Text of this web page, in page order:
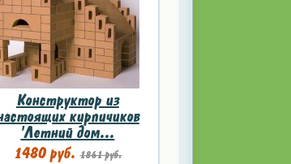
Конструктор из
кирпичиков
'Летний дом...
1480 руб.1861 руб.